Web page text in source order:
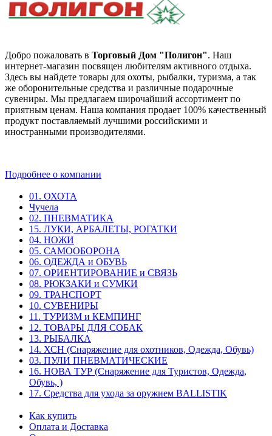
Добро пожаловать в Торговый Дом "Полигон". Наш
интернет-магазин посвящен любителям активного отдыха.
Здесь вы найдете товары для охоты, рыбалки, туризма, а так
же оборонительные средства и различные подарочные
сувениры. Мы предлагаем широчайший ассортимент по
приятным ценам. Наша компания продает 100% качественный
продукт поставляемый лучшими российскими и
иностранными производителями.
Подробнее о компании
01. ОХОТА
Чучела
02. ПНЕВМАТИКА
15. ЛУКИ, АРБАЛЕТЫ, РОГАТКИ
04. НОЖИ
05. САМООБОРОНА
06. ОДЕЖДА и ОБУВЬ
07. ОРИЕНТИРОВАНИЕ и СВЯЗЬ
08. РЮКЗАКИ и СУМКИ
09. ТРАНСПОРТ
10. СУВЕНИРЫ
11. ТУРИЗМ и КЕМПИНГ
12. ТОВАРЫ ДЛЯ СОБАК
13. РЫБАЛКА
14. ХСН (Снаряжение для охотников, Одежда, Обувь)
03. ПУЛИ ПНЕВМАТИЧЕСКИЕ
16. НОВА ТУР (Снаряжение для Туристов, Одежда,
Обувь, )
17. Средства для ухода за оружием BALLISTIK
Как купить
Оплата и Доставка